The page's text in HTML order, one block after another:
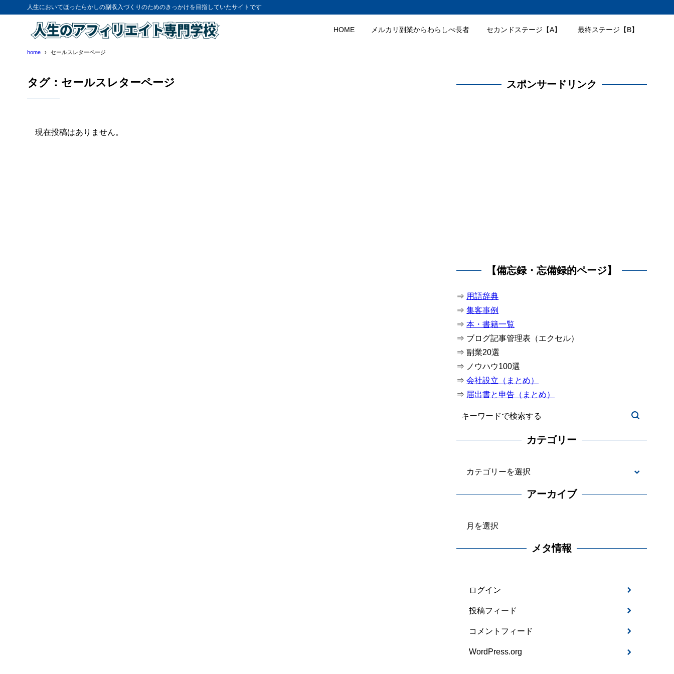
人生においてほったらかしの副収入づくりのためのきっかけを目指していたサイトです
HOME メルカリ副業からわらしべ長者 セカンドステージ【A】 最終ステージ【B】
home セールスレターページ
タグ：セールスレターページ
現在投稿はありません。
スポンサードリンク
【備忘録・忘備録的ページ】
⇒ 用語辞典
⇒集客事例
⇒本・書籍一覧
⇒ ブログ記事管理表（エクセル）
⇒ 副業20選
⇒ ノウハウ100選
⇒会社設立（まとめ）
⇒ 届出書と申告（まとめ）
カテゴリー
テ
アーカイブ
カ
メタ情報
ログイン
投稿フィード
コメントフィード
WordPress.org